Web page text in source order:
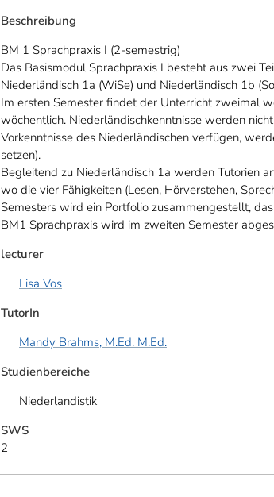
Beschreibung
BM 1 Sprachpraxis I (2-semestrig)
Das Basismodul Sprachpraxis I besteht aus zwei
Niederländisch 1a (WiSe) und Niederländisch 1b
Im ersten Semester findet der Unterricht zweimal
wöchentlich. Niederländischkenntnisse werden
Vorkenntnisse des Niederländischen verfügen,
setzen).
Begleitend zu Niederländisch 1a werden Tutorien
wo die vier Fähigkeiten (Lesen, Hörverstehen,
Semesters wird ein Portfolio zusammengestellt,
BM1 Sprachpraxis wird im zweiten Semester
lecturer
Lisa Vos
TutorIn
Mandy Brahms, M.Ed. M.Ed.
Studienbereiche
Niederlandistik
SWS
2